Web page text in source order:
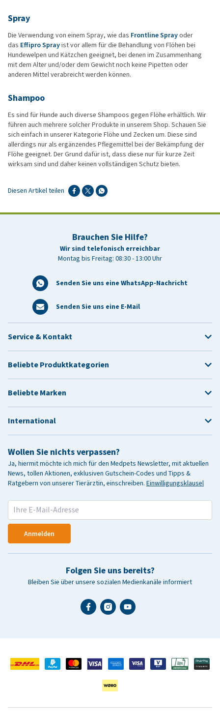
Spray
Die Verwendung von einem Spray, wie das Frontline Sprayoder
das Effipro Sprayist vor allem für die Behandlung von Flöhen bei
Hundewelpen und Kätzchen geeignet, bei denen im Zusammenhang
mit dem Alter und/oder dem Gewicht noch keine Pipetten oder
anderen Mittel verabreicht werden können.
Shampoo
Es sind für Hunde auch diverse Shampoos gegen Flöhe erhältlich. Wir
führen auch mehrere solcher Produkte in unserem Shop. Schauen Sie
sich einfach in unserer Kategorie Flöhe und Zecken um. Diese sind
allerdings nur als ergänzendes Pflegemittel bei der Bekämpfung der
Flöhe geeignet. Der Grund dafür ist, dass diese nur für kurze Zeit
wirksam sind und daher keinen vollständigen Schutz bieten.
Diesen Artikel teilen
Brauchen Sie Hilfe?
Wir sind telefonisch erreichbar
Montag bis Freitag: 08:30 - 13:00 Uhr
Senden Sie uns eine WhatsApp-Nachricht
Senden Sie uns eine E-Mail
Wollen Sie nichts verpassen?
Ja, hiermit möchte ich mich für den Medpets Newsletter, mit aktuellen
News, tollen Aktionen, exklusiven Gutschein-Codes und Tipps &
Ratgebern von unserer Tierärztin, einschreiben. Einwilligungsklausel
Anmelden
Folgen Sie uns bereits?
Bleiben Sie über unsere sozialen Medienkanäle informiert
Service & Kontakt
Beliebte Produktkategorien
Beliebte Marken
International